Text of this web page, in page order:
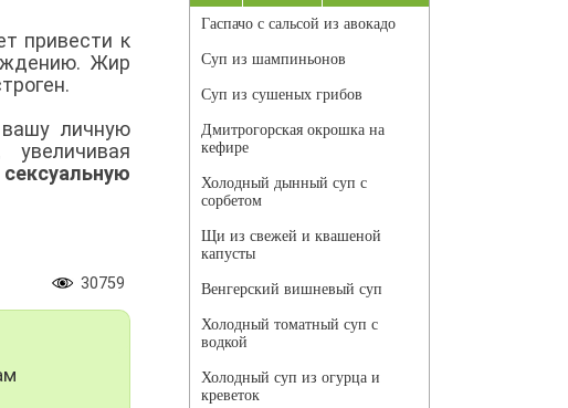
привести к
Жир
личную
сексуальную
30759
Гаспачо с сальсой из авокадо
Суп из шампиньонов
Суп из сушеных грибов
Дмитрогорская окрошка на
кефире
Холодный дынный суп с
сорбетом
Щи из свежей и квашеной
капусты
Венгерский вишневый суп
Холодный томатный суп с
водкой
Холодный суп из огурца и
креветок